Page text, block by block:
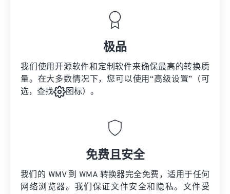
极品
我们使用开源软件和定制软件来确保最高的转换质
量。在大多数情况下，您可以使用“高级设置”（可
选，查找
图标）。
免费且安全
我们的 WMV 到 WMA 转换器完全免费，适用于任何
网络浏览器。我们保证文件安全和隐私。文件受